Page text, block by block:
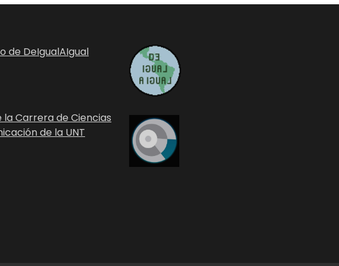
de DeIgualAIgual
Carrera de Ciencias
de la UNT